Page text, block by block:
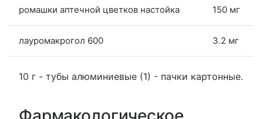
ромашки аптечной цветков настойка 150 мг
лауромакрогол 600 3.2 мг
10 г - тубы алюминиевые (1) - пачки картонные.